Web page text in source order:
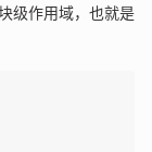
级作用域，也就是